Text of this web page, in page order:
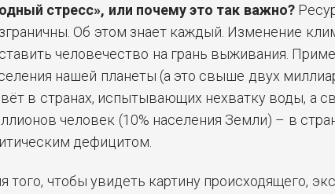
стресс», или почему это так важно?
Об этом знает каждый. Изменение
человечество на грань выживания.
нашей планеты (а это свыше двух
в странах, испытывающих нехватку воды, а
человек (10% населения Земли) – в
дефицитом.
того, чтобы увидеть картину происходящего,